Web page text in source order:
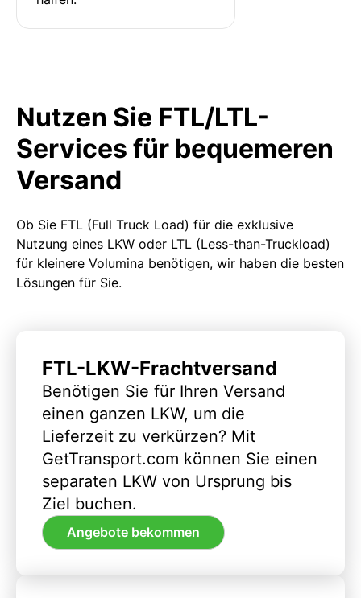
Nutzen Sie FTL/LTL-
Services für bequemeren
Versand
Ob Sie FTL (Full Truck Load) für die exklusive
Nutzung eines LKW oder LTL (Less-than-Truckload)
für kleinere Volumina benötigen, wir haben die besten
Lösungen für Sie.
FTL-LKW-Frachtversand
Benötigen Sie für Ihren Versand
einen ganzen LKW, um die
Lieferzeit zu verkürzen? Mit
GetTransport.com können Sie einen
separaten LKW von Ursprung bis
Ziel buchen.
Angebote bekommen